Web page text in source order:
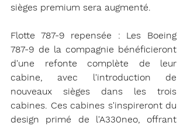
sièges premium sera augmenté.
Flotte 787-9 repensée : Les Boeing
787-9 de la compagnie bénéficieront
d'une refonte complète de leur
cabine, avec l'introduction de
nouveaux sièges dans les trois
cabines. Ces cabines s'inspireront du
design primé de l'A330neo, offrant